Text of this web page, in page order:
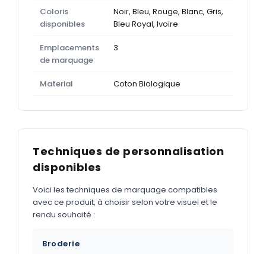
Coloris
disponibles
Noir, Bleu, Rouge, Blanc, Gris,
Bleu Royal, Ivoire
Emplacements
de marquage
3
Material Coton Biologique
Techniques de personnalisation
disponibles
Voici les techniques de marquage compatibles
avec ce produit, à choisir selon votre visuel et le
rendu souhaité :
Broderie